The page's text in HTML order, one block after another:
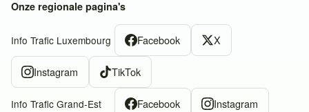
Onze regionale pagina's
Info Trafic Luxembourg Facebook X
Instagram TikTok
Info Trafic Grand-Est Facebook Instagram